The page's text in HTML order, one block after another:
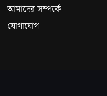
আমাদের সম্পর্কে
যোগাযোগ